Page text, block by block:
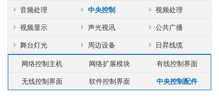
音频处理 中央控制 视频处理
视频显示 声光视讯 公共广播
舞台灯光 周边设备 日昇线缆
网络控制主机 网络扩展模块 有线控制界面
无线控制界面 软件控制界面 中央控制配件